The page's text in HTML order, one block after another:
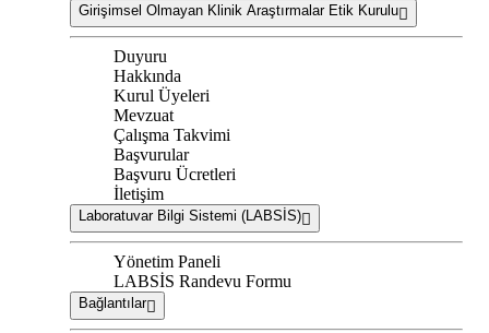
Girişimsel Olmayan Klinik Araştırmalar Etik Kurulu
Duyuru
Hakkında
Kurul Üyeleri
Mevzuat
Çalışma Takvimi
Başvurular
Başvuru Ücretleri
İletişim
Laboratuvar Bilgi Sistemi (LABSİS)
Yönetim Paneli
LABSİS Randevu Formu
Bağlantılar